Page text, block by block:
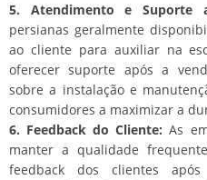
5. Atendimento e Suporte
persianas geralmente
ao cliente para auxiliar na
oferecer suporte após a
sobre a instalação e
consumidores a maximizar a
6. Feedback do Cliente: As
manter a qualidade
feedback dos clientes